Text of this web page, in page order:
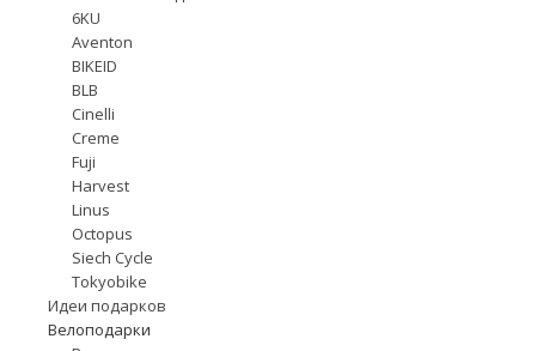
6KU
Aventon
BIKEID
BLB
Cinelli
Creme
Fuji
Harvest
Linus
Octopus
Siech Cycle
Tokyobike
Идеи подарков
Велоподарки